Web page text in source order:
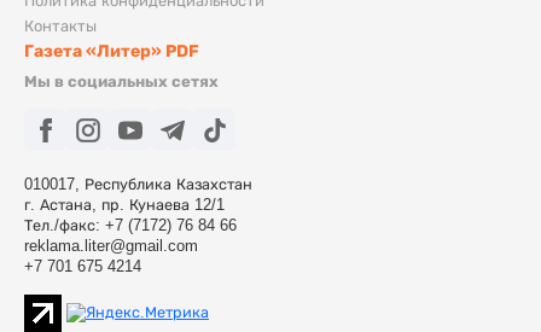
Контакты
Газета «Литер» PDF
Мы в социальных сетях
010017, Республика Казахстан
г. Астана, пр. Кунаева 12/1
Тел./факс: +7 (7172) 76 84 66
reklama.liter@gmail.com
+7 701 675 4214